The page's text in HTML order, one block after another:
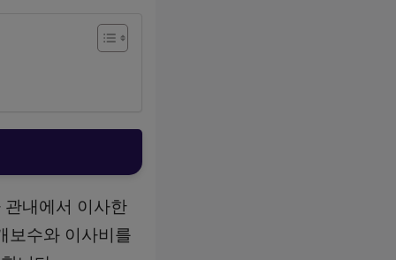
내에서 이사한
보수와 이사비를